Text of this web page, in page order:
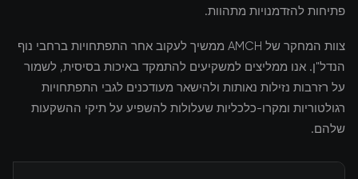
פתיחות להזדמנויות מתהוות.
צוות המחקר של AMCH ממשיך לעקוב אחר התפתחויות ברחבי נוף
הנדל"ן. אנו ממליצים למשקיעים להתמקד באיכות בסיסית, לשמור
על רזרבות נזילות נאותות ולהישאר מעודכנים לגבי התפתחויות
רגולטוריות ומקרו-כלכליות שעלולות להשפיע על תיקי ההשקעות
שלהם.